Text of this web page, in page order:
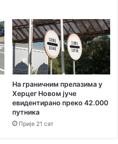
На граничним прелазима у
Херцег Новом јуче
евидентирано преко 42.000
путника
Прије 21 сат